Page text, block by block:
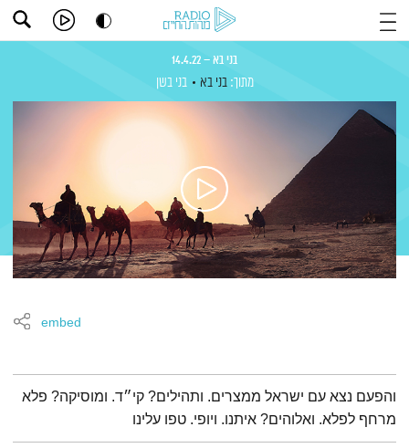
בני בא – 14.4.22
מתוך: בני בא בני בשן
embed
תמצית הפודקאסט
והפעם נצא עם ישראל ממצרים. ותהילים? קי״ד. ומוסיקה? פלא
מרחף לפלא. ואלוהים? איתנו. ויופי. טפו עלינו